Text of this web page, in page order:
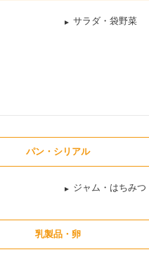
サラダ・袋野菜
パン・シリアル
ジャム・はちみつ
乳製品・卵